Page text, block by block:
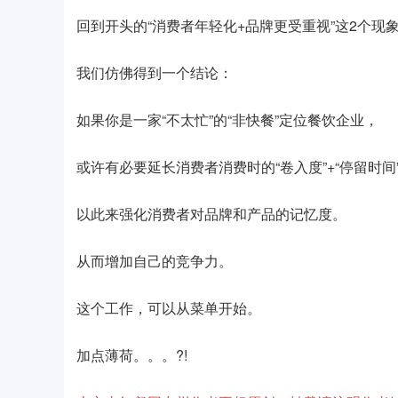
回到开头的“消费者年轻化+品牌更受重视”这2个现
我们仿佛得到一个结论：
如果你是一家“不太忙”的“非快餐”定位餐饮企业，
或许有必要延长消费者消费时的“卷入度”+“停留时间
以此来强化消费者对品牌和产品的记忆度。
从而增加自己的竞争力。
这个工作，可以从菜单开始。
加点薄荷。。。?!